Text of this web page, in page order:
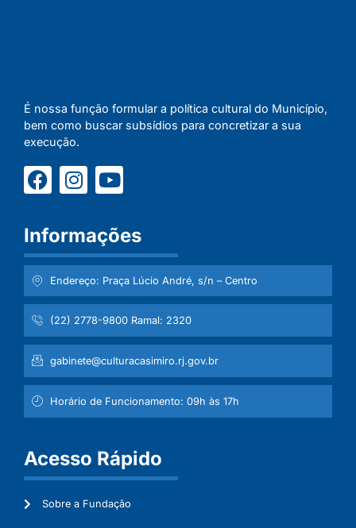
É nossa função formular a política cultural do Município,
bem como buscar subsídios para concretizar a sua
execução.
Informações
Endereço: Praça Lúcio André, s/n – Centro
(22) 2778-9800 Ramal: 2320
gabinete@culturacasimiro.rj.gov.br
Horário de Funcionamento: 09h às 17h
Acesso Rápido
Sobre a Fundação